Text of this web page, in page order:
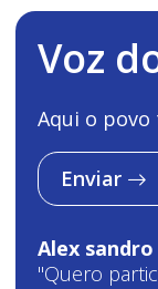
Voz
Aqui o povo
Enviar
Alex
"Quero